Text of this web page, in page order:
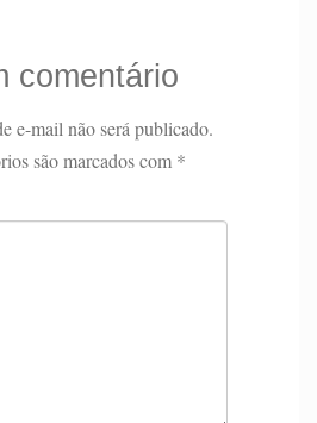
comentário
e-mail não será publicado.
são marcados com *